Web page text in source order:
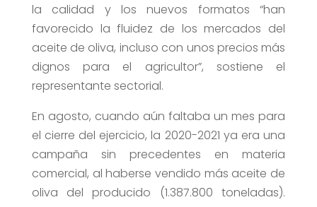
la calidad y los nuevos formatos “han
favorecido la fluidez de los mercados del
aceite de oliva, incluso con unos precios más
dignos para el agricultor”, sostiene el
representante sectorial.
En agosto, cuando aún faltaba un mes para
el cierre del ejercicio, la 2020-2021 ya era una
campaña sin precedentes en materia
comercial, al haberse vendido más aceite de
oliva del producido (1.387.800 toneladas).